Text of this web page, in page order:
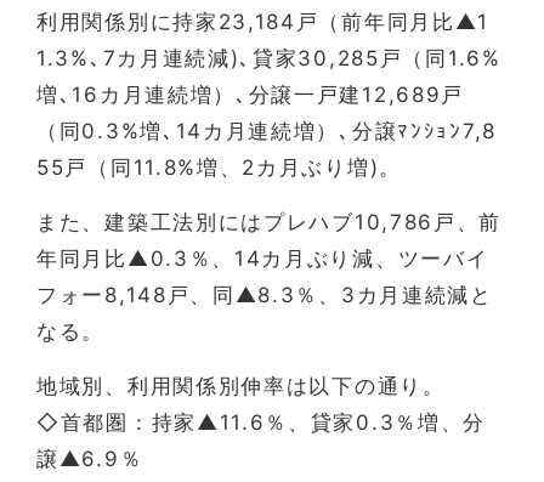
利用関係別に持家23,184戸（前年同月比▲1
1.3%､7カ月連続減)､貸家30,285戸（同1.6%
増､16カ月連続増）､分譲一戸建12,689戸
（同0.3%増､14カ月連続増）､分譲ﾏﾝｼｮﾝ7,8
55戸（同11.8%増、2カ月ぶり増)。
また、建築工法別にはプレハブ10,786戸、前
年同月比▲0.3％、14カ月ぶり減、ツーバイ
フォー8,148戸、同▲8.3％、3カ月連続減と
なる。
地域別、利用関係別伸率は以下の通り。
◇首都圏：持家▲11.6％、貸家0.3％増、分
譲▲6.9％